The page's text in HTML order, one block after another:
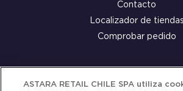
Contacto
Localizador de tiendas
Comprobar pedido
Servicio al cliente
ASTARA RETAIL CHILE SPA utiliza